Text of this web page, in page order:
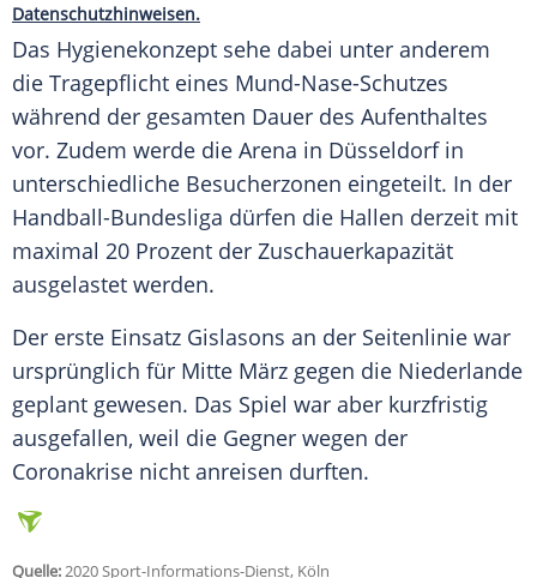
Datenschutzhinweisen.
Das Hygienekonzept sehe dabei unter anderem
die Tragepflicht eines Mund-Nase-Schutzes
während der gesamten Dauer des Aufenthaltes
vor. Zudem werde die Arena in Düsseldorfin
unterschiedliche Besucherzonen eingeteilt. In der
Handball-Bundesliga dürfen die Hallen derzeit mit
maximal 20 Prozent der Zuschauerkapazität
ausgelastet werden.
Der erste Einsatz Gislasons an der Seitenlinie war
ursprünglich für Mitte März gegen die Niederlande
geplant gewesen. Das Spiel war aber kurzfristig
ausgefallen, weil die Gegner wegen der
Coronakrise nicht anreisen durften.
Quelle:2020 Sport-Informations-Dienst, Köln